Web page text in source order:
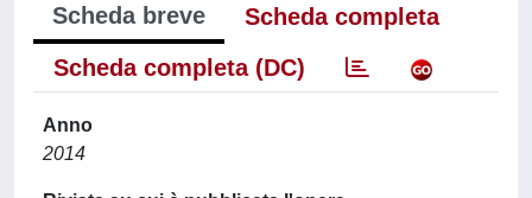
Scheda breve
Scheda completa
Scheda completa (DC)
Anno
2014